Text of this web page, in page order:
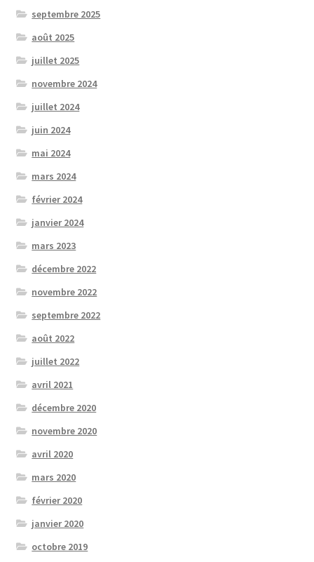
septembre 2025
août 2025
juillet 2025
novembre 2024
juillet 2024
juin 2024
mai 2024
mars 2024
février 2024
janvier 2024
mars 2023
décembre 2022
novembre 2022
septembre 2022
août 2022
juillet 2022
avril 2021
décembre 2020
novembre 2020
avril 2020
mars 2020
février 2020
janvier 2020
octobre 2019